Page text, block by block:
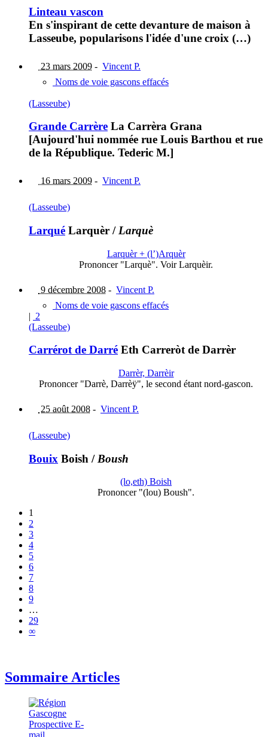
Linteau vascon
En s'inspirant de cette devanture de maison à
Lasseube, popularisons l'idée d'une croix (…)
23 mars 2009 - Vincent P.
Noms de voie gascons effacés
(Lasseube)
Grande Carrère La Carrèra Grana
[Aujourd'hui nommée rue Louis Barthou et rue
de la République. Tederic M.]
16 mars 2009 - Vincent P.
(Lasseube)
Larqué Larquèr / Larquè
Larquèr + (l’)Arquèr
Prononcer "Larquè". Voir Larquèir.
9 décembre 2008 - Vincent P.
Noms de voie gascons effacés
| 2
(Lasseube)
Carrérot de Darré Eth Carreròt de Darrèr
Darrèr, Darrèir
Prononcer "Darrè, Darrèÿ", le second étant nord-gascon.
25 août 2008 - Vincent P.
(Lasseube)
Bouix Boish / Boush
(lo,eth) Boish
Prononcer "(lou) Boush".
1
2
3
4
5
6
7
8
9
…
29
∞
Sommaire Articles